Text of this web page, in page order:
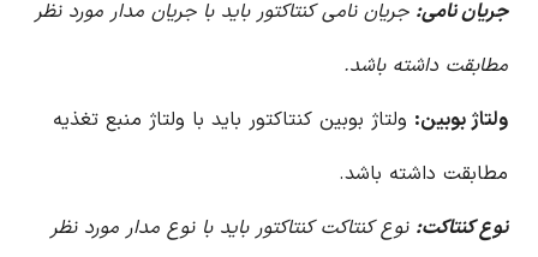
جریان نامی: جریان نامی کنتاکتور باید با جریان مدار مورد نظر
مطابقت داشته باشد.
ولتاژ بوبین: ولتاژ بوبین کنتاکتور باید با ولتاژ منبع تغذیه
مطابقت داشته باشد.
نوع کنتاکت: نوع کنتاکت کنتاکتور باید با نوع مدار مورد نظر